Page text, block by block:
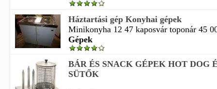
Háztartási gép Konyhai gépek
Minikonyha 12 47 kaposvár toponár 45
Gépek
BÁR ÉS SNACK GÉPEK HOT DOG
SÜTŐK